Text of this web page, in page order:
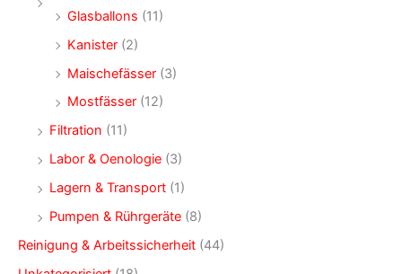
Glasballons (11)
Kanister (2)
Maischefässer (3)
Mostfässer (12)
Filtration (11)
Labor & Oenologie (3)
Lagern & Transport (1)
Pumpen & Rührgeräte (8)
Reinigung & Arbeitssicherheit (44)